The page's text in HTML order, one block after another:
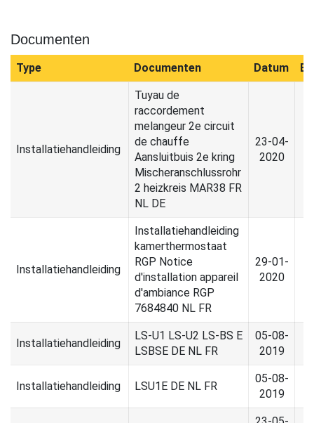
Documenten
Type Documenten Datum
Installatiehandleiding
Tuyau de
raccordement
melangeur 2e circuit
de chauffe
Aansluitbuis 2e kring
Mischeranschlussrohr
2 heizkreis MAR38 FR
NL DE
23-04-
2020
Installatiehandleiding
Installatiehandleiding
kamerthermostaat
RGP Notice
d'installation appareil
d'ambiance RGP
7684840 NL FR
29-01-
2020
Installatiehandleiding
LS-U1 LS-U2 LS-BS E
LSBSE DE NL FR
05-08-
2019
Installatiehandleiding LSU1E DE NL FR
05-08-
2019